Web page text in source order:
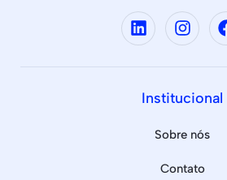
Institucional
Sobre nós
Contato